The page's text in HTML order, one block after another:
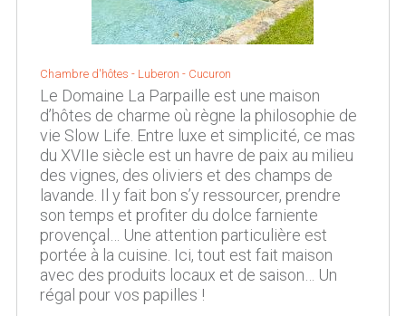
Chambre d'hôtes - Luberon - Cucuron
Le Domaine La Parpaille est une maison
d’hôtes de charme où règne la philosophie de
vie Slow Life. Entre luxe et simplicité, ce mas
du XVIIe siècle est un havre de paix au milieu
des vignes, des oliviers et des champs de
lavande. Il y fait bon s’y ressourcer, prendre
son temps et profiter du dolce farniente
provençal… Une attention particulière est
portée à la cuisine. Ici, tout est fait maison
avec des produits locaux et de saison… Un
régal pour vos papilles !